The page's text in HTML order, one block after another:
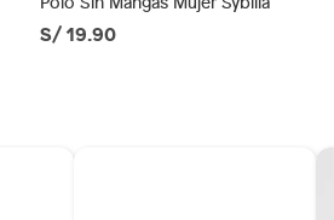
blanca, colchones, muebles,
S/ 19.90